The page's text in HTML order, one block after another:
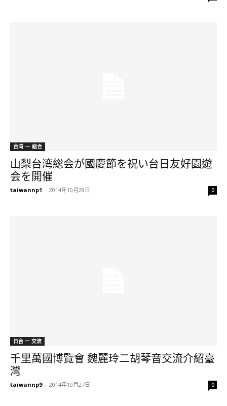
台湾 — 総合
山梨台湾総会が國慶節を祝い台日友好園遊
会を開催
taiwannp1 - 2014年10月28日 0
日台 ー 交流
千里萬國博覽會 魏麗玲二胡琴音交流介紹臺
灣
taiwannp9 - 2014年10月27日 0